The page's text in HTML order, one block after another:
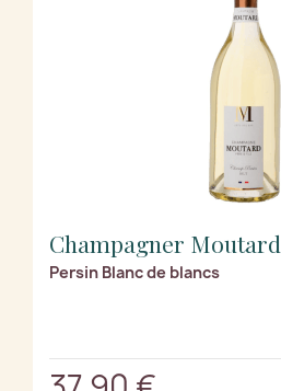
Champagner Moutard
Persin Blanc de blancs